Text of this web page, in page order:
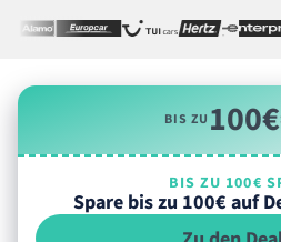
BIS ZU100€
BIS ZU 100€
Spare bis zu 100€ auf